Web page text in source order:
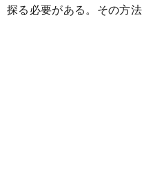
探る必要がある。その方